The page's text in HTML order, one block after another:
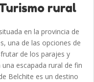
rural
en la provincia de
una de las opciones de
de los parajes y
escapada rural de fin
Belchite es un destino